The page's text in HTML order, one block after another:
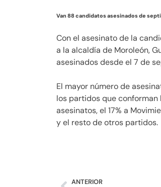
Van 88 candidatos asesinados de
Con el asesinato de la
a la alcaldía de Moroleón,
asesinados desde el 7 de
El mayor número de
los partidos que
asesinatos, el 17% a
y el resto de otros partidos.
ANTERIOR